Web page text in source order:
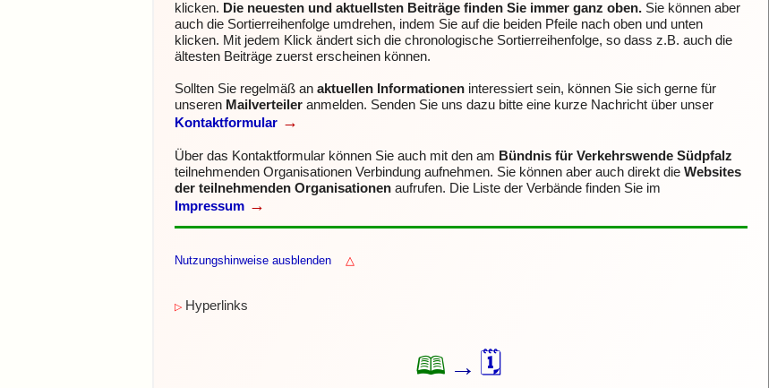
klicken. Die neuesten und aktuellsten Beiträge finden Sie immer ganz oben. Sie können aber
auch die Sortierreihenfolge umdrehen, indem Sie auf die beiden Pfeile nach oben und unten
klicken. Mit jedem Klick ändert sich die chronologische Sortierreihenfolge, so dass z.B. auch die
ältesten Beiträge zuerst erscheinen können.
Sollten Sie regelmäß an aktuellen Informationen interessiert sein, können Sie sich gerne für
unseren Mailverteiler anmelden. Senden Sie uns dazu bitte eine kurze Nachricht über unser
Kontaktformular →
Über das Kontaktformular können Sie auch mit den am Bündnis für Verkehrswende Südpfalz
teilnehmenden Organisationen Verbindung aufnehmen. Sie können aber auch direkt die Websites
der teilnehmenden Organisationen aufrufen. Die Liste der Verbände finden Sie im
Impressum →
Nutzungshinweise ausblenden △
▷ Hyperlinks
🕮 → 🗓